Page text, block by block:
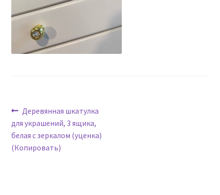
Навигация
по
записям
Предыдущая
запись:
Деревянная шкатулка
для украшений, 3 ящика,
белая с зеркалом (уценка)
(Копировать)